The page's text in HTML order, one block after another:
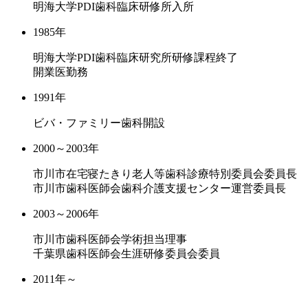
明海大学PDI歯科臨床研修所入所
1985年
明海大学PDI歯科臨床研究所研修課程終了
開業医勤務
1991年
ビバ・ファミリー歯科開設
2000～2003年
市川市在宅寝たきり老人等歯科診療特別委員会委員長
市川市歯科医師会歯科介護支援センター運営委員長
2003～2006年
市川市歯科医師会学術担当理事
千葉県歯科医師会生涯研修委員会委員
2011年～